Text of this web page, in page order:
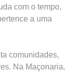
com o tempo,
a uma
comunidades,
Na Maçonaria,